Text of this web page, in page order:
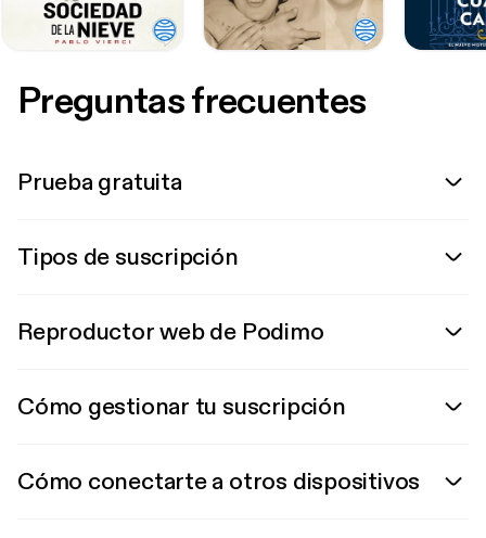
Preguntas frecuentes
Prueba gratuita
Tipos de suscripción
Reproductor web de Podimo
Cómo gestionar tu suscripción
Cómo conectarte a otros dispositivos